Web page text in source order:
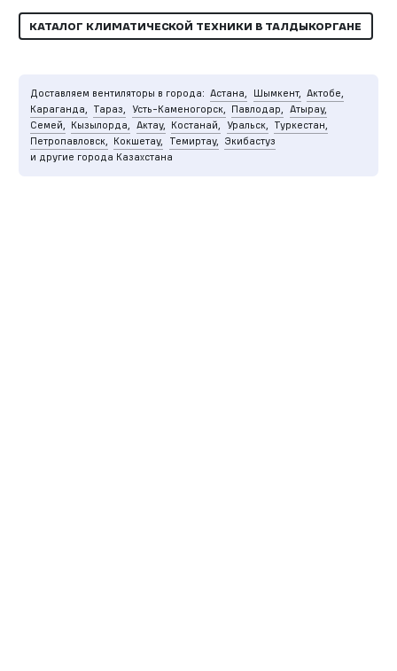
КАТАЛОГ КЛИМАТИЧЕСКОЙ ТЕХНИКИ В ТАЛДЫКОРГАНЕ
Доставляем вентиляторы в города: Астана, Шымкент, Актобе,
Караганда, Тараз, Усть-Каменогорск, Павлодар, Атырау,
Семей, Кызылорда, Актау, Костанай, Уральск, Туркестан,
Петропавловск, Кокшетау, Темиртау, Экибастуз
и другие города Казахстана